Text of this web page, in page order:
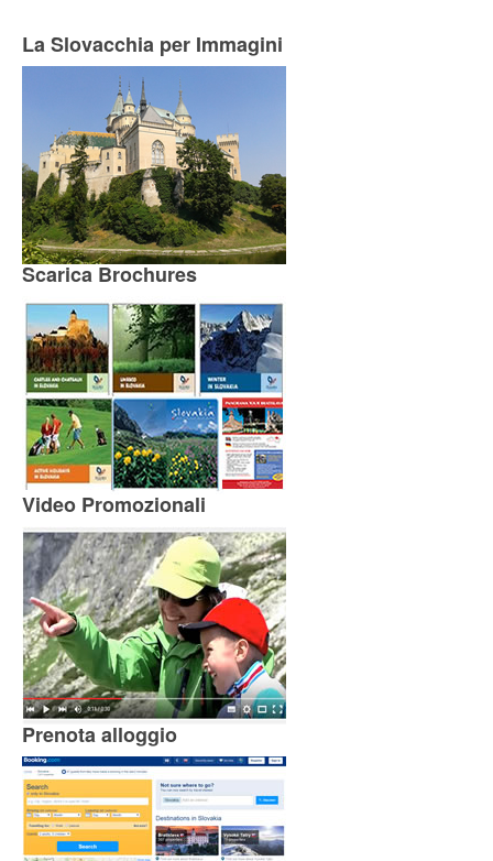
La Slovacchia per Immagini
Scarica Brochures
Video Promozionali
Prenota alloggio